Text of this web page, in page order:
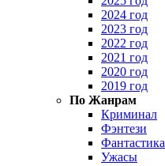
2024 год
2023 год
2022 год
2021 год
2020 год
2019 год
По Жанрам
Криминал
Фэнтези
Фантастика
Ужасы